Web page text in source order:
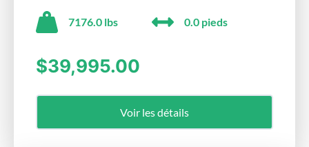
7176.0 lbs 0.0 pieds
$39,995.00
Voir les détails